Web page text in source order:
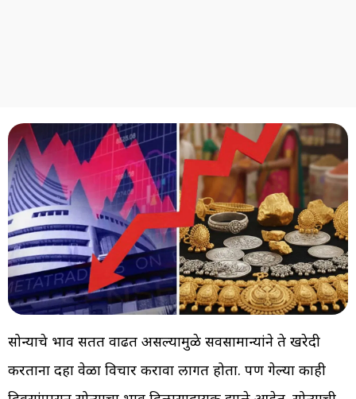
सोन्याचे भाव सतत वाढत असल्यामुळे सर्वसामान्यांने ते खरेदी
करताना दहा वेळा विचार करावा लागत होता. पण गेल्या काही